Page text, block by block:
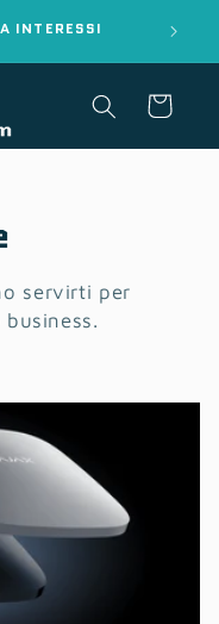
INTERESSI 📄
Carrello
servirti per